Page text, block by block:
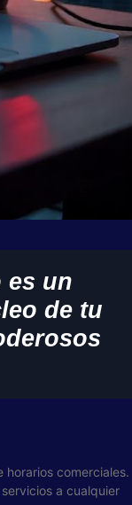
es un
de tu
horarios comerciales.
a cualquier